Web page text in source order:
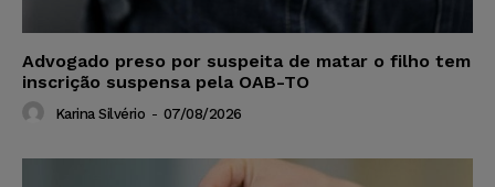
Advogado preso por suspeita de matar o filho tem
inscrição suspensa pela OAB-TO
Karina Silvério - 07/08/2026